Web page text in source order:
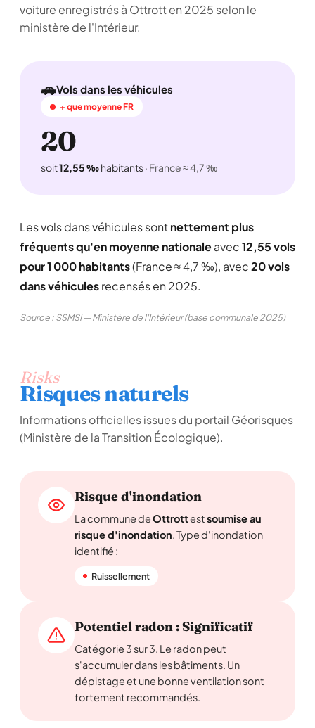
voiture enregistrés à Ottrott en 2025 selon le
ministère de l'Intérieur.
🚗Vols dans les véhicules
+ que moyenne FR
20
soit12,55 ‰habitants· France ≈ 4,7 ‰
Les vols dans véhicules sontnettement plus
fréquents qu'en moyenne nationaleavec12,55 vols
pour 1 000 habitants(France ≈ 4,7 ‰), avec20 vols
dans véhiculesrecensés en 2025.
Source : SSMSI — Ministère de l'Intérieur (base communale 2025)
Risks
Risques naturels
Informations officielles issues du portail Géorisques
(Ministère de la Transition Écologique).
Risque d'inondation
La commune deOttrottestsoumise au
risque d'inondation. Type d'inondation
identifié :
Ruissellement
Potentiel radon : Significatif
Catégorie 3 sur 3. Le radon peut
s'accumuler dans les bâtiments. Un
dépistage et une bonne ventilation sont
fortement recommandés.